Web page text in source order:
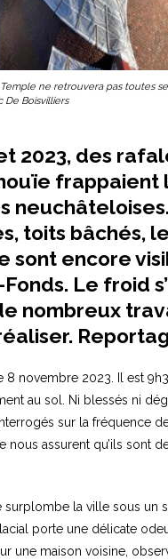
ne retrouvera pas toutes
Boisvilliers
2023, des
frappaient
toits bâchés,
sont encore
Le froid
nombreux
8 novembre 2023. Il est
au sol. Ni blessés ni
sur la fréquence
nous assurent qu’ils sont
surplombe la ville sous un
porte une délicate
une maison voisine,